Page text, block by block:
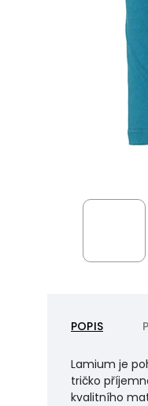
POPIS
Lamium je
tričko
kvalitního